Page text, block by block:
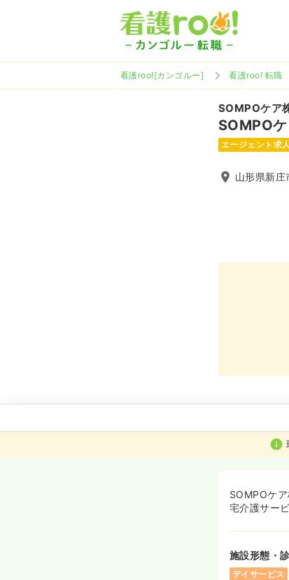
看護roo![カンゴルー] 看護roo! 転職
SOMPOケア
SOMPO
エージェント求人
山形県新
SOMPOケ
宅介護サー
施設形態・
デイサービス